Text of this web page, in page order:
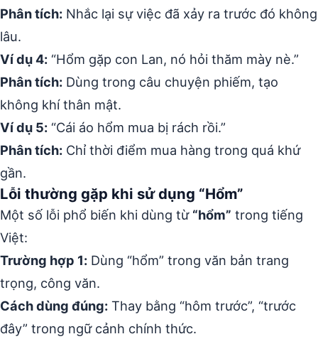
Phân tích: Nhắc lại sự việc đã xảy ra trước đó không
lâu.
Ví dụ 4: “Hổm gặp con Lan, nó hỏi thăm mày nè.”
Phân tích: Dùng trong câu chuyện phiếm, tạo
không khí thân mật.
Ví dụ 5: “Cái áo hổm mua bị rách rồi.”
Phân tích: Chỉ thời điểm mua hàng trong quá khứ
gần.
Lỗi thường gặp khi sử dụng “Hổm”
Một số lỗi phổ biến khi dùng từ “hổm” trong tiếng
Việt:
Trường hợp 1: Dùng “hổm” trong văn bản trang
trọng, công văn.
Cách dùng đúng: Thay bằng “hôm trước”, “trước
đây” trong ngữ cảnh chính thức.